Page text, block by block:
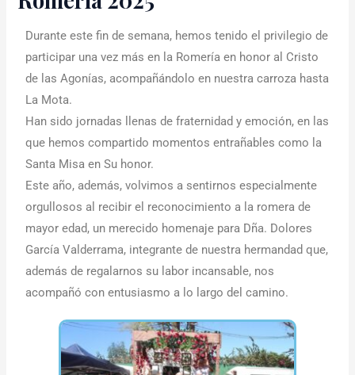
Durante este fin de semana, hemos tenido el privilegio de
participar una vez más en la Romería en honor al Cristo
de las Agonías, acompañándolo en nuestra carroza hasta
La Mota.
Han sido jornadas llenas de fraternidad y emoción, en las
que hemos compartido momentos entrañables como la
Santa Misa en Su honor.
Este año, además, volvimos a sentirnos especialmente
orgullosos al recibir el reconocimiento a la romera de
mayor edad, un merecido homenaje para Dña. Dolores
García Valderrama, integrante de nuestra hermandad que,
además de regalarnos su labor incansable, nos
acompañó con entusiasmo a lo largo del camino.